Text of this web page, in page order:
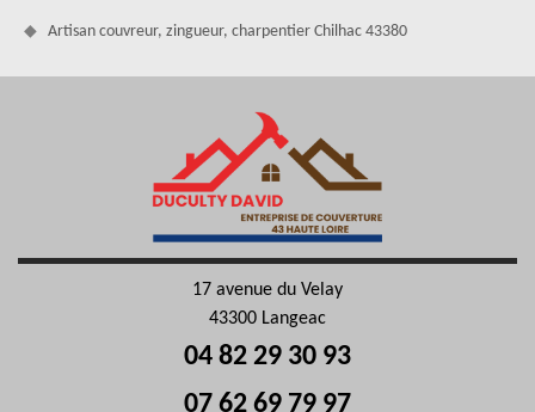
Artisan couvreur, zingueur, charpentier Chilhac 43380
17 avenue du Velay
43300 Langeac
04 82 29 30 93
07 62 69 79 97